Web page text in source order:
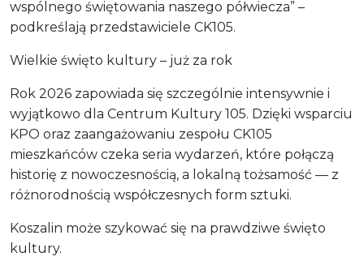
wspólnego świętowania naszego półwiecza” –
podkreślają przedstawiciele CK105.
Wielkie święto kultury – już za rok
Rok 2026 zapowiada się szczególnie intensywnie i
wyjątkowo dla Centrum Kultury 105. Dzięki wsparciu
KPO oraz zaangażowaniu zespołu CK105
mieszkańców czeka seria wydarzeń, które połączą
historię z nowoczesnością, a lokalną tożsamość — z
różnorodnością współczesnych form sztuki.
Koszalin może szykować się na prawdziwe święto
kultury.